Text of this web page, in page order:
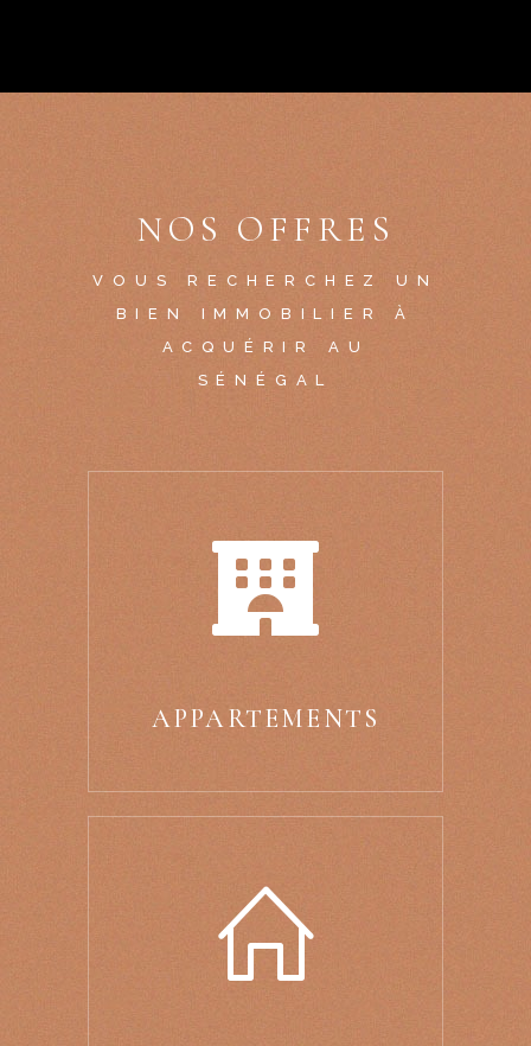
NOS OFFRES
VOUS RECHERCHEZ UN
BIEN IMMOBILIER À
ACQUÉRIR AU
SÉNÉGAL
APPARTEMENTS